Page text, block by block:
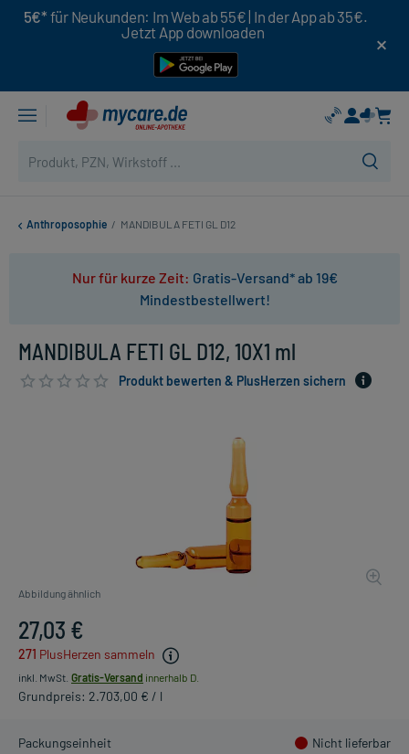
5€* für Neukunden: Im Web ab 55€ | In der App ab 35€.
Jetzt App downloaden
Anthroposophie / MANDIBULA FETI GL D12
Nur für kurze Zeit: Gratis-Versand* ab 19€
Mindestbestellwert!
MANDIBULA FETI GL D12, 10X1 ml
Produkt bewerten & PlusHerzen sichern
Abbildung ähnlich
27,03 €
271 PlusHerzen sammeln
inkl. MwSt. Gratis-Versand innerhalb D.
Grundpreis: 2.703,00 € / l
Packungseinheit Nicht lieferbar